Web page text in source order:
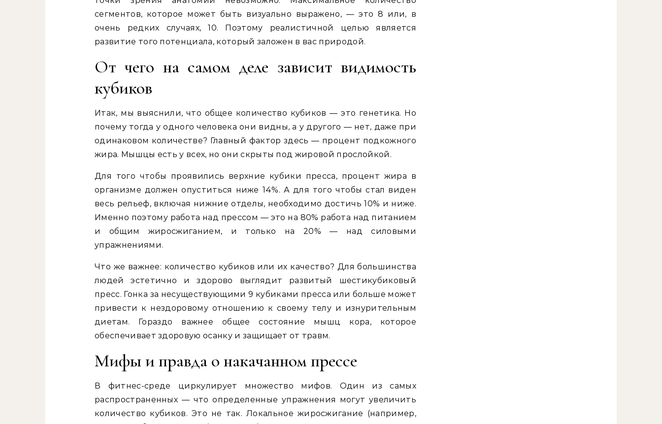
сегментов, которое может быть визуально выражено, — это 8 или, в
очень редких случаях, 10. Поэтому реалистичной целью является
развитие того потенциала, который заложен в вас природой.
От чего на самом деле зависит видимость
кубиков
Итак, мы выяснили, что общее количество кубиков — это генетика. Но
почему тогда у одного человека они видны, а у другого — нет, даже при
одинаковом количестве? Главный фактор здесь — процент подкожного
жира. Мышцы есть у всех, но они скрыты под жировой прослойкой.
Для того чтобы проявились верхние кубики пресса, процент жира в
организме должен опуститься ниже 14%. А для того чтобы стал виден
весь рельеф, включая нижние отделы, необходимо достичь 10% и ниже.
Именно поэтому работа над прессом — это на 80% работа над питанием
и общим жиросжиганием, и только на 20% — над силовыми
упражнениями.
Что же важнее: количество кубиков или их качество? Для большинства
людей эстетично и здорово выглядит развитый шестикубиковый
пресс. Гонка за несуществующими 9 кубиками пресса или больше может
привести к нездоровому отношению к своему телу и изнурительным
диетам. Гораздо важнее общее состояние мышц кора, которое
обеспечивает здоровую осанку и защищает от травм.
Мифы и правда о накачанном прессе
В фитнес-среде циркулирует множество мифов. Один из самых
распространенных — что определенные упражнения могут увеличить
количество кубиков. Это не так. Локальное жиросжигание (например,